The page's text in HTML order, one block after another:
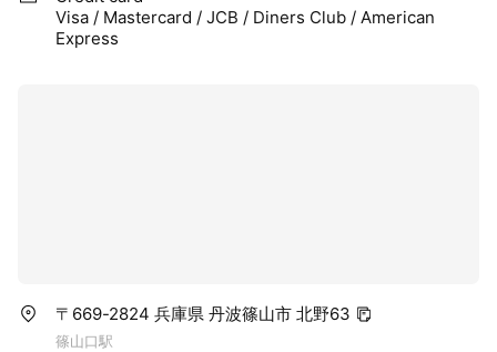
Visa / Mastercard / JCB / Diners Club / American
Express
〒669-2824 兵庫県 丹波篠山市 北野63
篠山口駅